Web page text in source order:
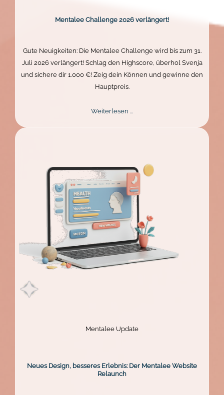
Mentalee Challenge 2026 verlängert!
Gute Neuigkeiten: Die Mentalee Challenge wird bis zum 31.
Juli 2026 verlängert! Schlag den Highscore, überhol Svenja
und sichere dir 1.000 €! Zeig dein Können und gewinne den
Hauptpreis.
Weiterlesen …
Mentalee Update
Neues Design, besseres Erlebnis: Der Mentalee Website
Relaunch